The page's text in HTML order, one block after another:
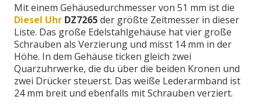
Mit einem Gehäusedurchmesser von 51 mm ist die
Diesel Uhr DZ7265der größte Zeitmesser in dieser
Liste. Das große Edelstahlgehäuse hat vier große
Schrauben als Verzierung und misst 14 mm in der
Höhe. In dem Gehäuse ticken gleich zwei
Quarzuhrwerke, die du über die beiden Kronen und
zwei Drücker steuerst. Das weiße Lederarmband ist
24 mm breit und ebenfalls mit Schrauben verziert.